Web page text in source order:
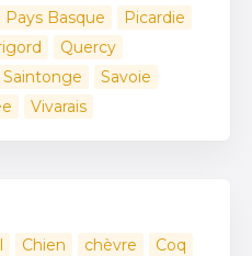
Pays Basque
Picardie
Quercy
Saintonge
Savoie
Vivarais
Chien chèvre
Coq